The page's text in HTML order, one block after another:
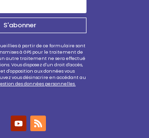
S'abonner
à partir de ce formulaire sont
à GPS pour le traitement de
autre traitement ne sera effectué
Vous disposez d'un droit d'accès,
d'opposition aux données vous
vous désinscrire en accédant au
des données personnelles.